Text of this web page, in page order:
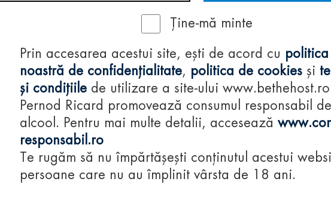
consumă-
Ține-mă minte
Prin accesarea acestui site, ești de acord cu politica
noastră de confidențialitate, politica de cookies și
și condițiile de utilizare a site-ului
Pernod Ricard promovează consumul responsabil de
alcool. Pentru mai multe detalii, accesează
responsabil.ro
Te rugăm să nu împărtășești conținutul acestui
persoane care nu au împlinit vârsta de 18 ani.